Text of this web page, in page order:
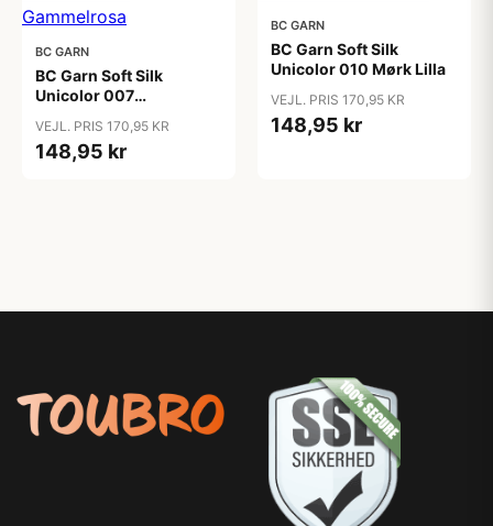
BC GARN
BC Garn Soft Silk
Unicolor 007
VEJL. PRIS 170,95 KR
148,95 kr
BC GARN
BC Garn Soft Silk
Unicolor 010 Mørk Lilla
VEJL. PRIS 170,95 KR
148,95 kr